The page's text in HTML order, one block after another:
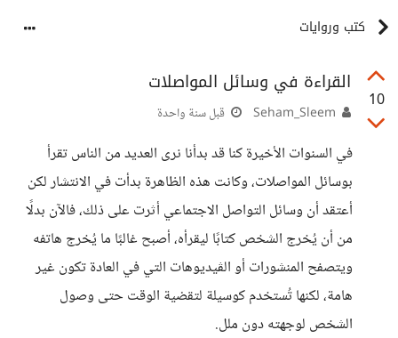
كتب وروايات
10
القراءة في وسائل المواصلات
قبل سنة واحدة
في السنوات الأخيرة كنا قد بدأنا نرى العديد من الناس تقرأ
بوسائل المواصلات، وكانت هذه الظاهرة بدأت في الانتشار لكن
أعتقد أن وسائل التواصل الاجتماعي أثرت على ذلك، فالآن بدلًا
من أن يُخرج الشخص كتابًا ليقرأه، أصبح غالبًا ما يُخرج هاتفه
ويتصفح المنشورات أو الڤيديوهات التي في العادة تكون غير
هامة، لكنها تُستخدم كوسيلة لتقضية الوقت حتى وصول
الشخص لوجهته دون ملل.